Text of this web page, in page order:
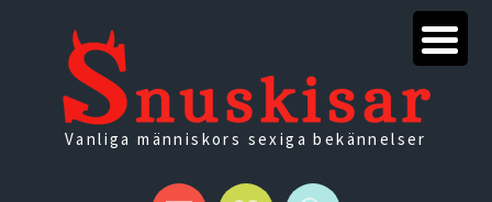
Vanliga människors sexiga bekännelser